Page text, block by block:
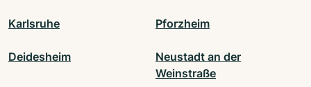
Karlsruhe Pforzheim
Deidesheim
Neustadt an der
Weinstraße